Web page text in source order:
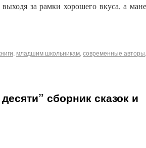
за рамки хорошего вкуса, а
, младшим школьникам, современные авторы,
сборник сказок и